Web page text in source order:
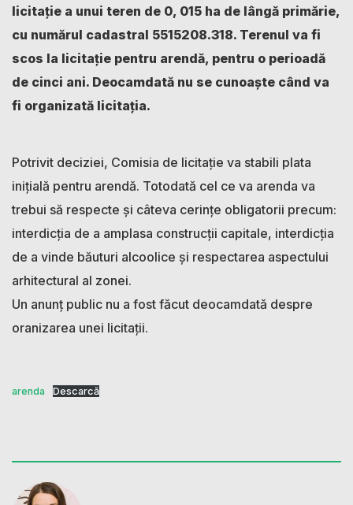
licitație a unui teren de 0, 015 ha de lângă primărie,
cu numărul cadastral 5515208.318. Terenul va fi
scos la licitație pentru arendă, pentru o perioadă
de cinci ani. Deocamdată nu se cunoaște când va
fi organizată licitația.
Potrivit deciziei, Comisia de licitație va stabili plata
inițială pentru arendă. Totodată cel ce va arenda va
trebui să respecte și câteva cerințe obligatorii precum:
interdicția de a amplasa construcții capitale, interdicția
de a vinde băuturi alcoolice și respectarea aspectului
arhitectural al zonei.
Un anunț public nu a fost făcut deocamdată despre
oranizarea unei licitații.
arenda Descarcă